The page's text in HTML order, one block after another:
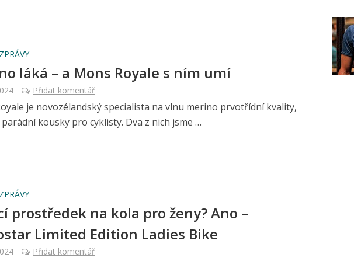
láká – a Mons Royale s ním umí
Přidat komentář
je novozélandský specialista na vlnu merino prvotřídní kvality,
kousky pro cyklisty. Dva z nich jsme …
prostředek na kola pro ženy? Ano –
Limited Edition Ladies Bike
Přidat komentář